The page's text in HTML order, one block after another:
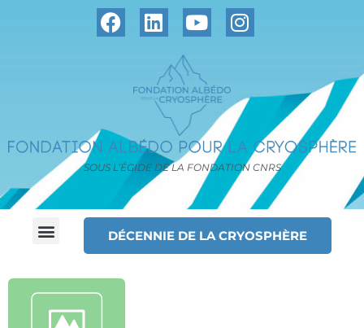
SOUS L’ÉGIDE DE LA FONDATION CNRS
DÉCENNIE DE LA CRYOSPHÈRE